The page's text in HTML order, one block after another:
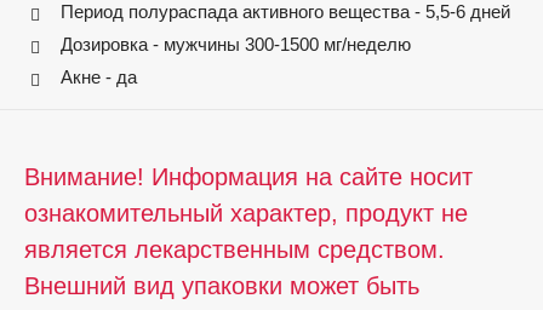
Период полураспада активного вещества - 5,5-6 дней
Дозировка - мужчины 300-1500 мг/неделю
Акне - да
Внимание! Информация на сайте носит
ознакомительный характер, продукт не
является лекарственным средством.
Внешний вид упаковки может быть